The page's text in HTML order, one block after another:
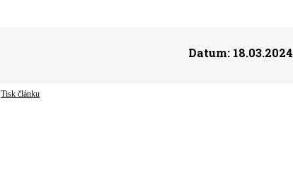
Datum:18.03.2024
Tisk článku